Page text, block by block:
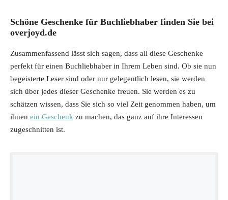
Schöne Geschenke für Buchliebhaber finden Sie bei
overjoyd.de
Zusammenfassend lässt sich sagen, dass all diese Geschenke
perfekt für einen Buchliebhaber in Ihrem Leben sind. Ob sie nun
begeisterte Leser sind oder nur gelegentlich lesen, sie werden
sich über jedes dieser Geschenke freuen. Sie werden es zu
schätzen wissen, dass Sie sich so viel Zeit genommen haben, um
ihnen ein Geschenk zu machen, das ganz auf ihre Interessen
zugeschnitten ist.